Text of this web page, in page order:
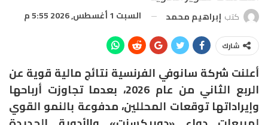
كتب إبراهيم محمد السبت 1 أغسطس, 2026 5:55 م
شارك
أعلنت شركة سانوفي الفرنسية نتائج مالية قوية عن
الربع الثاني من عام 2026، بعدما تجاوزت أرباحها
وإيراداتها توقعات المحللين، مدفوعة بالنمو القوي